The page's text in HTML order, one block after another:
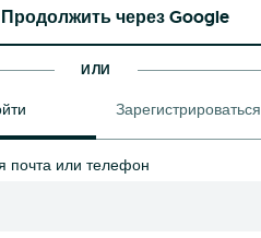
Продолжить через Google
ИЛИ
Зарегистрироваться
почта или телефон